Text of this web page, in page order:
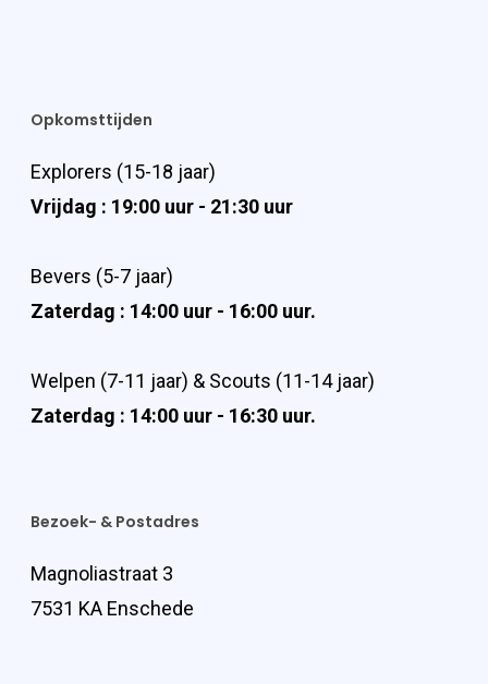
Opkomsttijden
Explorers (15-18 jaar)
Vrijdag : 19:00 uur - 21:30 uur
Bevers (5-7 jaar)
Zaterdag : 14:00 uur - 16:00 uur.
Welpen (7-11 jaar) & Scouts (11-14 jaar)
Zaterdag : 14:00 uur - 16:30 uur.
Bezoek- & Postadres
Magnoliastraat 3
7531 KA Enschede